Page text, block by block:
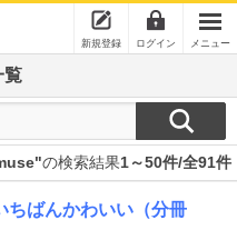
新規登録 ログイン メニュー
覧
の検索結果1～50件/全91件
ちばんかわいい（分冊